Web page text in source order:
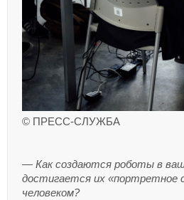
© ПРЕСС-СЛУЖБА
— Как создаются роботы в
достигается их «портретное
человеком?